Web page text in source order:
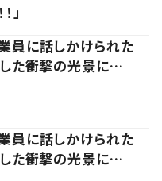
」
員に話しかけられた
した衝撃の光景に…
員に話しかけられた
した衝撃の光景に…